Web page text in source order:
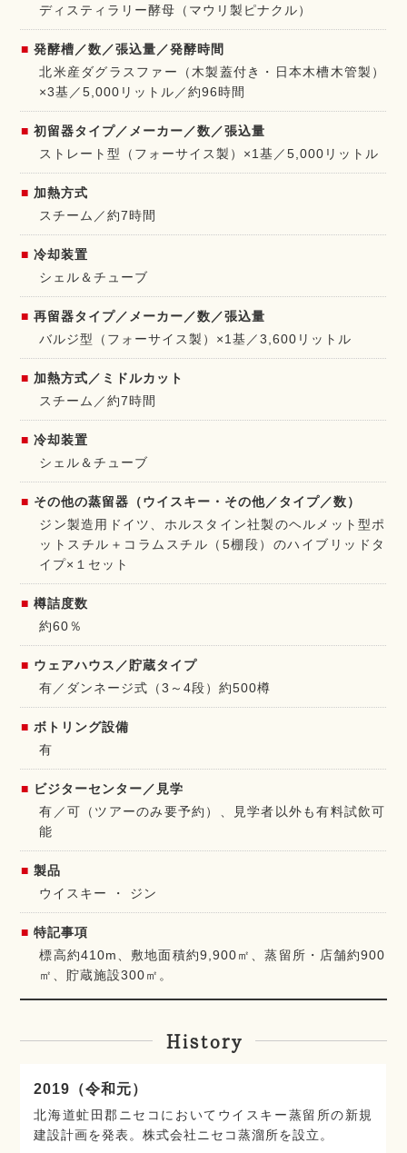
ディスティラリー酵母（マウリ製ピナクル）
発酵槽／数／張込量／発酵時間
北米産ダグラスファー（木製蓋付き・日本木槽木管製）
×3基／5,000リットル／約96時間
初留器タイプ／メーカー／数／張込量
ストレート型（フォーサイス製）×1基／5,000リットル
加熱方式
スチーム／約7時間
冷却装置
シェル＆チューブ
再留器タイプ／メーカー／数／張込量
バルジ型（フォーサイス製）×1基／3,600リットル
加熱方式／ミドルカット
スチーム／約7時間
冷却装置
シェル＆チューブ
その他の蒸留器（ウイスキー・その他／タイプ／数）
ジン製造用ドイツ、ホルスタイン社製のヘルメット型ポ
ットスチル＋コラムスチル（5棚段）のハイブリッドタ
イプ×１セット
樽詰度数
約60％
ウェアハウス／貯蔵タイプ
有／ダンネージ式（3～4段）約500樽
ボトリング設備
有
ビジターセンター／見学
有／可（ツアーのみ要予約）、見学者以外も有料試飲可
能
製品
ウイスキー
ジン
特記事項
標高約410m、敷地面積約9,900㎡、蒸留所・店舗約900
㎡、貯蔵施設300㎡。
History
2019（令和元）
北海道虻田郡ニセコにおいてウイスキー蒸留所の新規
建設計画を発表。株式会社ニセコ蒸溜所を設立。